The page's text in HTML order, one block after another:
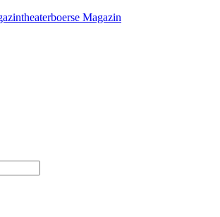
theaterboerse Magazin